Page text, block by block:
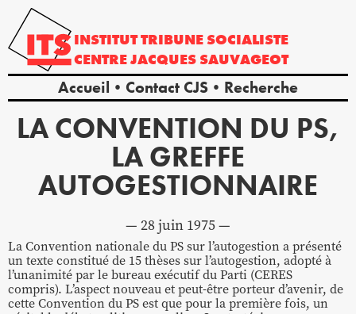
INSTITUTTRIBUNE SOCIALISTE
CENTREJACQUES SAUVAGEOT
Accueil Contact CJS Recherche
LA CONVENTION DU PS,
LA GREFFE
AUTOGESTIONNAIRE
28 juin 1975
La Convention nationale du PS sur l’autogestion a présenté
un texte constitué de 15 thèses sur l’autogestion, adopté à
l’unanimité par le bureau exécutif du Parti (CERES
compris). L’aspect nouveau et peut-être porteur d’avenir, de
cette Convention du PS est que pour la première fois, un